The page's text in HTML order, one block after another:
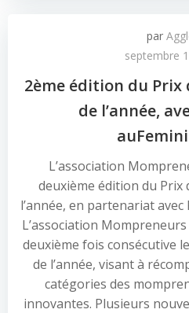
par
septembre
2ème édition du
de l’année,
L’association
deuxième édition du Prix
l’année, en partenariat avec
L’association
deuxième fois consécutive
de l’année, visant à
catégories des
innovantes. Plusieurs